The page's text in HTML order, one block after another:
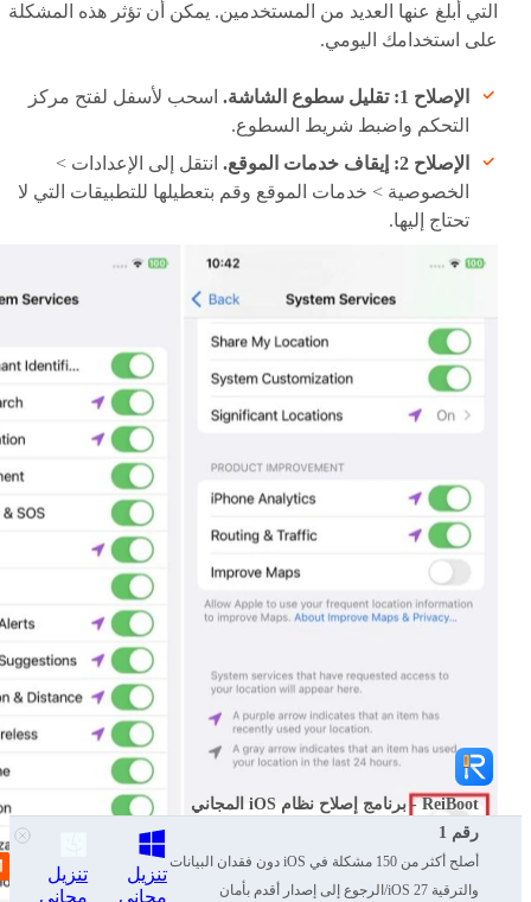
التي أبلغ عنها العديد من المستخدمين. يمكن أن تؤثر هذه المشكلة
على استخدامك اليومي.
الإصلاح 1: تقليل سطوع الشاشة.
اسحب لأسفل لفتح مركز
التحكم واضبط شريط السطوع.
الإصلاح 2: إيقاف خدمات الموقع.
انتقل إلى الإعدادات >
الخصوصية > خدمات الموقع وقم بتعطيلها للتطبيقات التي لا
تحتاج إليها.
ReiBoot - برنامج إصلاح نظام iOS المجاني
رقم 1
أصلح أكثر من 150 مشكلة في iOS دون فقدان البيانات
والترقية iOS 27/الرجوع إلى إصدار أقدم بأمان
تنزيل
مجاني
تنزيل
مجاني